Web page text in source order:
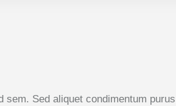
Sed aliquet condimentum